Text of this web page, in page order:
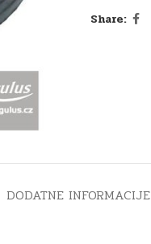
Share:
DODATNE INFORMACIJE